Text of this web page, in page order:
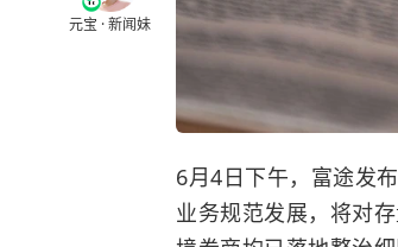
元宝 · 新闻妹
6月4日下午，富途发
业务规范发展，将对